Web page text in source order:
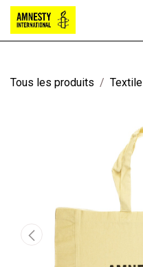
Tous les produits Textile